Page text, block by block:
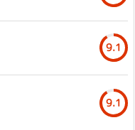
9.1
9.1